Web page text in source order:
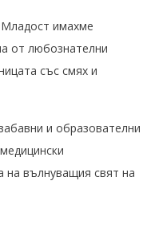
имахме
от любознателни
със смях и
и образователни
на вълнуващия свят на